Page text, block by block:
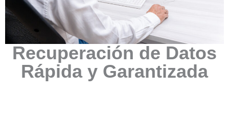
Recuperación de Datos
Rápida y Garantizada